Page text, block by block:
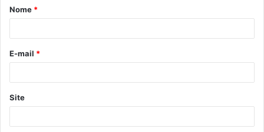
r
*
Nome *
E-mail *
Site